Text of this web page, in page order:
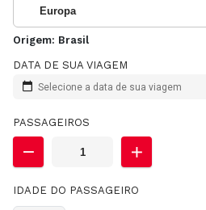
Europa
Origem: Brasil
DATA DE SUA VIAGEM
Selecione a data de sua viagem
PASSAGEIROS
IDADE DO PASSAGEIRO